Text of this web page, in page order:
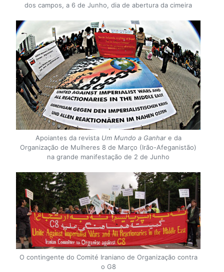
dos campos, a 6 de Junho, dia de abertura da cimeira
Apoiantes da revista Um Mundo a Ganhare da
Organização de Mulheres 8 de Março (Irão-Afeganistão)
na grande manifestação de 2 de Junho
O contingente do Comité Iraniano de Organização contra
o G8